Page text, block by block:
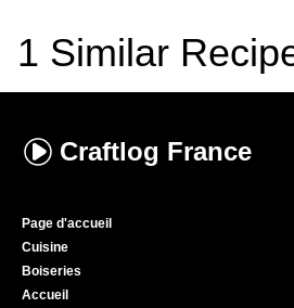
1 Similar
Craftlog France
Page d'accueil
Cuisine
Boiseries
Accueil